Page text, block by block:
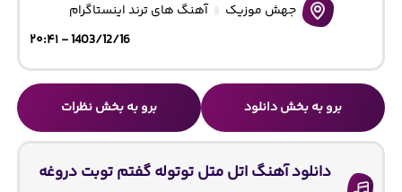
جهش موزیک
آهنگ های ترند اینستاگرام
1403/12/16 - ۲۰:۴۱
برو به بخش دانلود برو به بخش نظرات
دانلود آهنگ اتل متل توتوله گفتم توبت دروغه